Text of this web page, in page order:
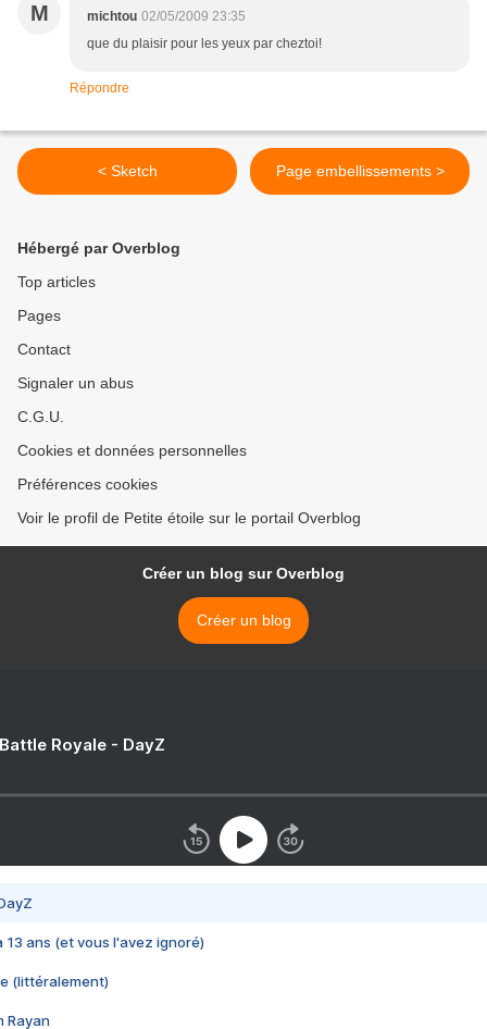
M michtou 02/05/2009 23:35
que du plaisir pour les yeux par cheztoi!
Répondre
< Sketch Page embellissements >
Hébergé par Overblog
Top articles
Pages
Contact
Signaler un abus
C.G.U.
Cookies et données personnelles
Préférences cookies
Voir le profil de Petite étoile sur le portail Overblog
Créer un blog sur Overblog
Créer un blog
Royale - DayZ
13 ans (et vous l'avez ignoré)
(littéralement)
Rayan